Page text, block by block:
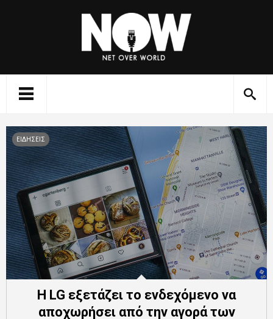
ΕΙΔΗΣΕΙΣ
Η LG εξετάζει το ενδεχόμενο να
αποχωρήσει από την αγορά των